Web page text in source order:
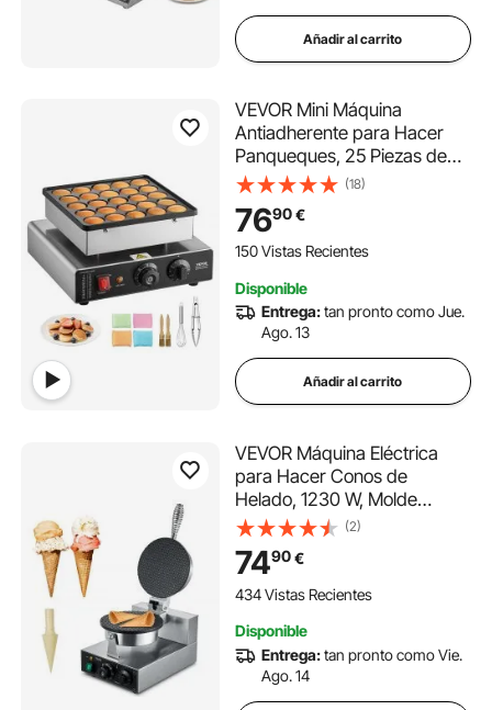
Añadir al carrito
VEVOR Mini Máquina
Antiadherente para Hacer
Panqueques, 25 Piezas de
43 mm Diámetro, para Hacer
Gofres y Muffins Holandeses,
Acero Inoxidable, Control de
Temperatura y Tiempo, 320
(18)
7690€
150 Vistas Recientes
Disponible
Entrega:tan pronto como Jue.
Ago. 13
Añadir al carrito
VEVOR Máquina Eléctrica
para Hacer Conos de
Helado, 1230 W, Molde
Antiadherente para Rollitos
de Huevo de Acero
Inoxidable, con Control de
Temperatura y Tiempo, Asa,
Panaderías
(2)
7490€
434 Vistas Recientes
Disponible
Entrega:tan pronto como Vie.
Ago. 14